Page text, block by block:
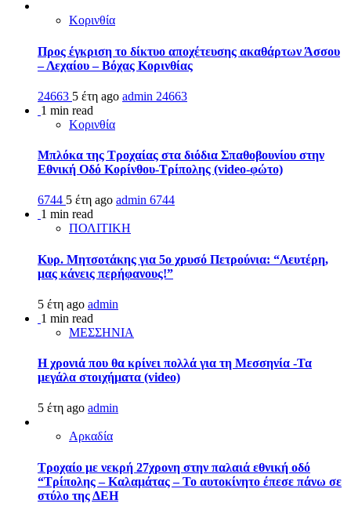
Κορινθία
Προς έγκριση το δίκτυο αποχέτευσης ακαθάρτων Άσσου
– Λεχαίου – Βόχας Κορινθίας
24663 5 έτη ago admin 24663
1 min read
Κορινθία
Μπλόκα της Τροχαίας στα διόδια Σπαθοβουνίου στην
Εθνική Οδό Κορίνθου-Τρίπολης (video-φώτο)
6744 5 έτη ago admin 6744
1 min read
ΠΟΛΙΤΙΚΗ
Κυρ. Μητσοτάκης για 5ο χρυσό Πετρούνια: “Λευτέρη,
μας κάνεις περήφανους!”
5 έτη ago admin
1 min read
ΜΕΣΣΗΝΙΑ
Η χρονιά που θα κρίνει πολλά για τη Μεσσηνία -Τα
μεγάλα στοιχήματα (video)
5 έτη ago admin
Αρκαδία
Τροχαίο με νεκρή 27χρονη στην παλαιά εθνική οδό
“Τρίπολης – Καλαμάτας – Το αυτοκίνητο έπεσε πάνω σε
στύλο της ΔΕΗ